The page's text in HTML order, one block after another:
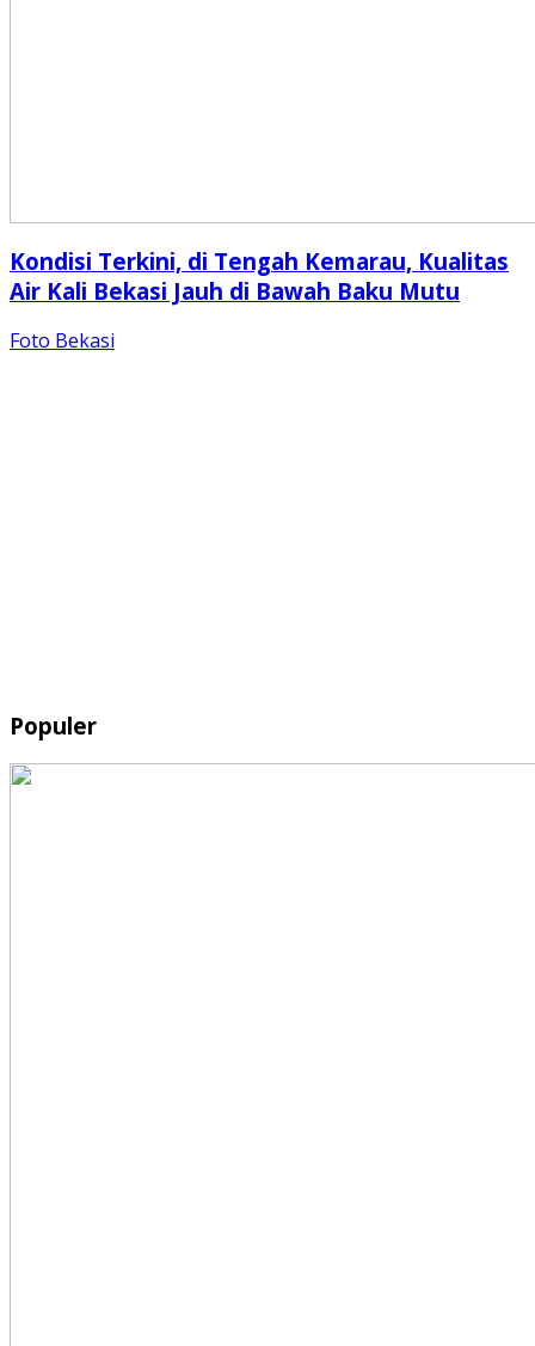
Kondisi Terkini, di Tengah Kemarau, Kualitas
Air Kali Bekasi Jauh di Bawah Baku Mutu
Foto Bekasi
Populer